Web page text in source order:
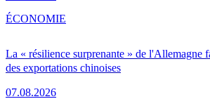
La « résilience surprenante » de l'Allemagne
des exportations chinoises
07.08.2026
ÉCONOMIE